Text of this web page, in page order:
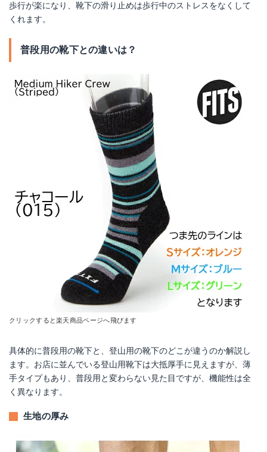
歩行が楽になり、靴下の滑り止めは歩行中のストレスをなくして
くれます。
普段用の靴下との違いは？
クリックすると楽天商品ページへ飛びます
具体的に普段用の靴下と、登山用の靴下のどこが違うのか解説し
ます。お店に並んでいる登山用靴下は大抵厚手に見えますが、薄
手タイプもあり、普段用と変わらない見た目ですが、機能性は全
く異なります。
生地の厚み